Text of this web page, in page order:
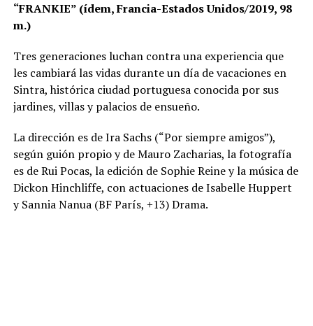
“FRANKIE” (ídem, Francia-Estados Unidos/2019, 98
m.)
Tres generaciones luchan contra una experiencia que
les cambiará las vidas durante un día de vacaciones en
Sintra, histórica ciudad portuguesa conocida por sus
jardines, villas y palacios de ensueño.
La dirección es de Ira Sachs (“Por siempre amigos”),
según guión propio y de Mauro Zacharias, la fotografía
es de Rui Pocas, la edición de Sophie Reine y la música de
Dickon Hinchliffe, con actuaciones de Isabelle Huppert
y Sannia Nanua (BF París, +13) Drama.